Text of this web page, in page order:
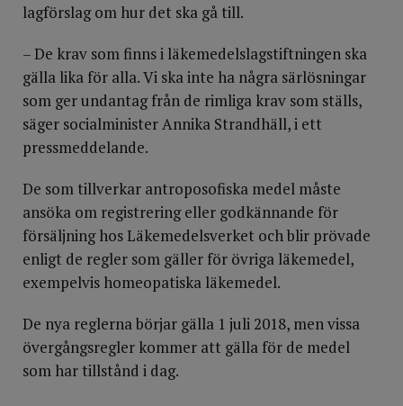
lagförslag om hur det ska gå till.
– De krav som finns i läkemedelslagstiftningen ska
gälla lika för alla. Vi ska inte ha några särlösningar
som ger undantag från de rimliga krav som ställs,
säger socialminister Annika Strandhäll, i ett
pressmeddelande.
De som tillverkar antroposofiska medel måste
ansöka om registrering eller godkännande för
försäljning hos Läkemedelsverket och blir prövade
enligt de regler som gäller för övriga läkemedel,
exempelvis homeopatiska läkemedel.
De nya reglerna börjar gälla 1 juli 2018, men vissa
övergångsregler kommer att gälla för de medel
som har tillstånd i dag.